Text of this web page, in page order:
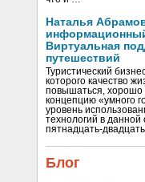
Наталья
Виртуальная
путешествий
Туристический
которого качество
повышаться, хорошо
концепцию «умного
уровень
технологий в данной
пятнадцать-
Блог